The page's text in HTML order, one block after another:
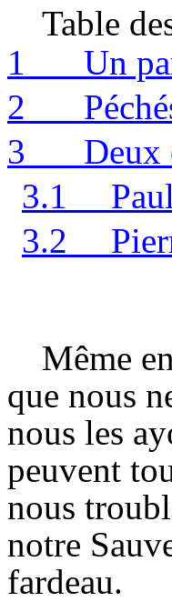
Table
1
Un
2
3
Deux
3.1
Paul
3.2
Même
que nous
nous les
peuvent
nous
notre
fardeau.